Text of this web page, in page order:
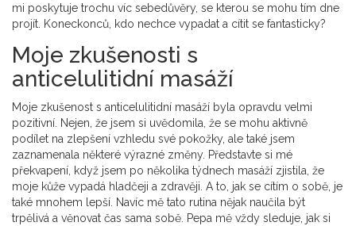
mi poskytuje trochu víc sebedůvěry, se kterou se mohu tím dne
projít. Koneckonců, kdo nechce vypadat a cítit se fantasticky?
Moje zkušenosti s
anticelulitidní masáží
Moje zkušenost s anticelulitidní masáží byla opravdu velmi
pozitivní. Nejen, že jsem si uvědomila, že se mohu aktivně
podílet na zlepšení vzhledu své pokožky, ale také jsem
zaznamenala některé výrazné změny. Představte si mé
překvapení, když jsem po několika týdnech masáží zjistila, že
moje kůže vypadá hladčeji a zdravěji. A to, jak se cítím o sobě, je
také mnohem lepší. Navíc mě tato rutina nějak naučila být
trpělivá a věnovat čas sama sobě. Pepa mě vždy sleduje, jak si